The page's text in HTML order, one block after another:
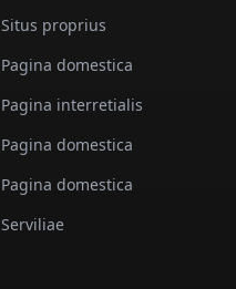
Situs proprius
Pagina domestica
Pagina interretialis
Pagina domestica
Pagina domestica
Serviliae